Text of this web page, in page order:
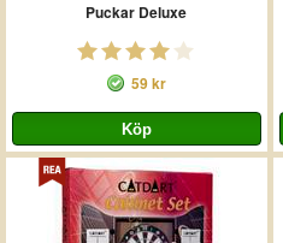
Puckar Deluxe
59 kr